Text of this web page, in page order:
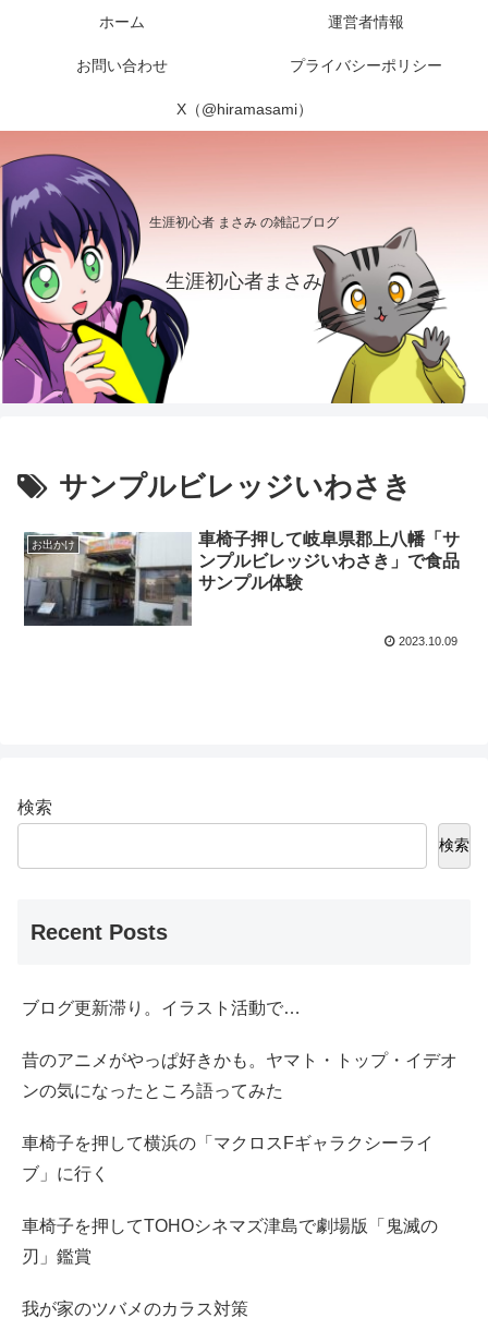
生涯初心者 まさみ の雑記ブログ
生涯初心者まさみ
ホーム 運営者情報
お問い合わせ プライバシーポリシー
X（@hiramasami）
サンプルビレッジいわさき
お出かけ
車椅子押して岐阜県郡上八幡「サ
ンプルビレッジいわさき」で食品
サンプル体験
2023.10.09
検索
検索
Recent Posts
ブログ更新滞り。イラスト活動で…
昔のアニメがやっぱ好きかも。ヤマト・トップ・イデオ
ンの気になったところ語ってみた
車椅子を押して横浜の「マクロスFギャラクシーライ
ブ」に行く
車椅子を押してTOHOシネマズ津島で劇場版「鬼滅の
刃」鑑賞
我が家のツバメのカラス対策